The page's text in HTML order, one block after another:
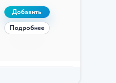
Добавить
Подробнее